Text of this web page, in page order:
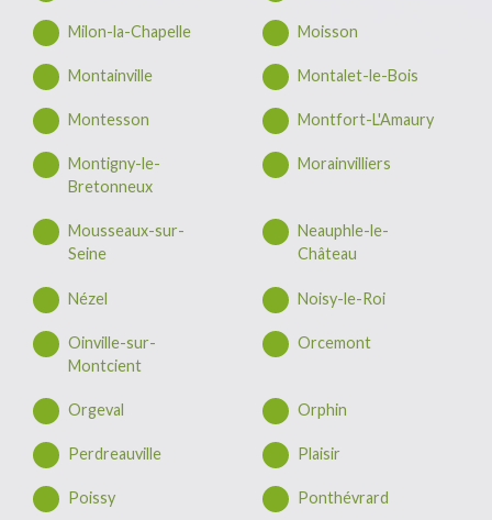
Milon-la-Chapelle Moisson
Montainville Montalet-le-Bois
Montesson Montfort-L'Amaury
Montigny-le-
Bretonneux
Morainvilliers
Mousseaux-sur-
Seine
Neauphle-le-
Château
Nézel Noisy-le-Roi
Oinville-sur-
Montcient
Orcemont
Orgeval Orphin
Perdreauville Plaisir
Poissy Ponthévrard